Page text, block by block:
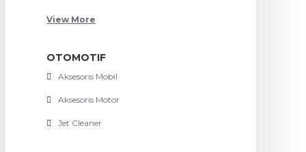
View More
OTOMOTIF
Aksesoris Mobil
Aksesoris Motor
Jet Cleaner